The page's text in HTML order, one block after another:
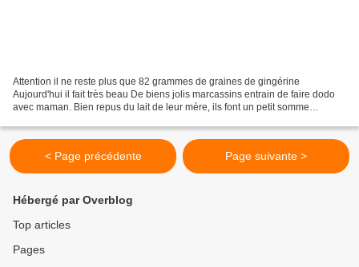
Attention il ne reste plus que 82 grammes de graines de gingérine
Aujourd'hui il fait très beau De biens jolis marcassins entrain de faire dodo
avec maman. Bien repus du lait de leur mère, ils font un petit somme
< Page précédente Page suivante >
Hébergé par Overblog
Top articles
Pages